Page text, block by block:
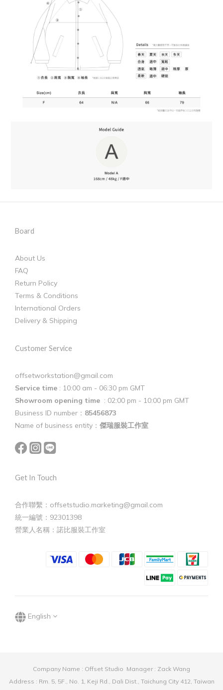
Board
About Us
FAQ
Return Policy
Terms & Conditions
International Orders
Delivery & Shipping
Customer Service
offsetworkstation@gmail.com
Service time : 10:00 am - 06:30 pm GMT
Showroom opening time : 02:00 pm - 10:00 pm GMT
Business ID number： 85456873
Name of business entity： 傑瑞服裝工作室
Get In Touch
合作聯繫：offsetstudio.marketing@gmail.com
統一編號：92301398
營業人名稱：諾比服裝工作室
English
Company Name : Offset Studio Manager : Zack Wang
Address : Rm. 5, 5F., No. 1, Keji Rd., Dali Dist., Taichung City 412, Taiwan